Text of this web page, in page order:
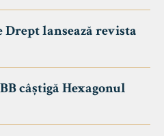
lansează revista
câștigă Hexagonul